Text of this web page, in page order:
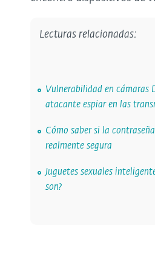
Lecturas relacionadas:
Vulnerabilidad en cámaras
atacante espiar en las
Cómo saber si la
realmente segura
Juguetes sexuales
son?